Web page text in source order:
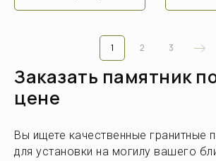
1 2 3
Заказать памятник
цене
Вы ищете качественные гранитные
для установки на могилу вашего